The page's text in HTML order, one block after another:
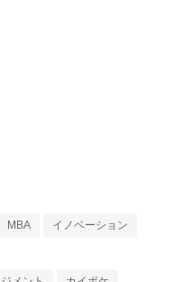
MBA イノベーション